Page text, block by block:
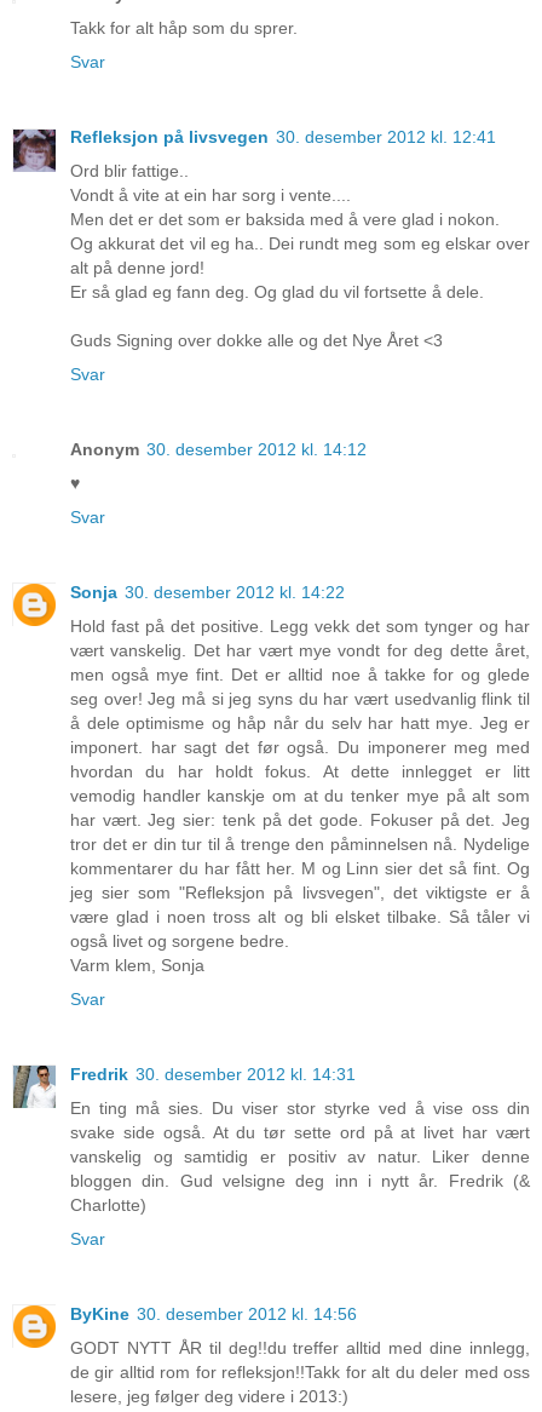
Takk for alt håp som du sprer.
Svar
Refleksjon på livsvegen 30. desember 2012 kl. 12:41
Ord blir fattige..
Vondt å vite at ein har sorg i vente....
Men det er det som er baksida med å vere glad i nokon.
Og akkurat det vil eg ha.. Dei rundt meg som eg elskar over
alt på denne jord!
Er så glad eg fann deg. Og glad du vil fortsette å dele.
Guds Signing over dokke alle og det Nye Året <3
Svar
Anonym 30. desember 2012 kl. 14:12
♥
Svar
Sonja 30. desember 2012 kl. 14:22
Hold fast på det positive. Legg vekk det som tynger og har
vært vanskelig. Det har vært mye vondt for deg dette året,
men også mye fint. Det er alltid noe å takke for og glede
seg over! Jeg må si jeg syns du har vært usedvanlig flink til
å dele optimisme og håp når du selv har hatt mye. Jeg er
imponert. har sagt det før også. Du imponerer meg med
hvordan du har holdt fokus. At dette innlegget er litt
vemodig handler kanskje om at du tenker mye på alt som
har vært. Jeg sier: tenk på det gode. Fokuser på det. Jeg
tror det er din tur til å trenge den påminnelsen nå. Nydelige
kommentarer du har fått her. M og Linn sier det så fint. Og
jeg sier som "Refleksjon på livsvegen", det viktigste er å
være glad i noen tross alt og bli elsket tilbake. Så tåler vi
også livet og sorgene bedre.
Varm klem, Sonja
Svar
Fredrik 30. desember 2012 kl. 14:31
En ting må sies. Du viser stor styrke ved å vise oss din
svake side også. At du tør sette ord på at livet har vært
vanskelig og samtidig er positiv av natur. Liker denne
bloggen din. Gud velsigne deg inn i nytt år. Fredrik (&
Charlotte)
Svar
ByKine 30. desember 2012 kl. 14:56
GODT NYTT ÅR til deg!!du treffer alltid med dine innlegg,
de gir alltid rom for refleksjon!!Takk for alt du deler med oss
lesere, jeg følger deg videre i 2013:)